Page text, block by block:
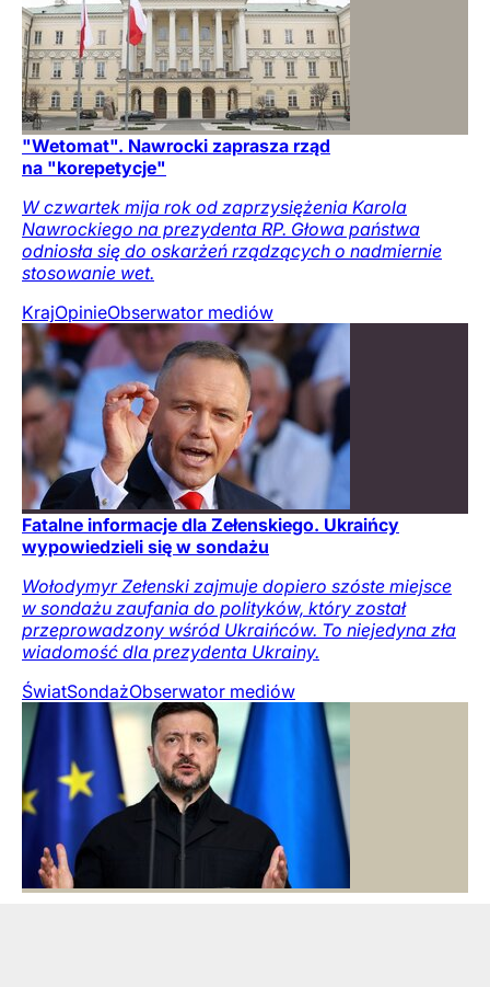
"Wetomat". Nawrocki zaprasza rząd
na "korepetycje"
W czwartek mija rok od zaprzysiężenia Karola
Nawrockiego na prezydenta RP. Głowa państwa
odniosła się do oskarżeń rządzących o nadmiernie
stosowanie wet.
KrajOpinieObserwator mediów
Fatalne informacje dla Zełenskiego. Ukraińcy
wypowiedzieli się w sondażu
Wołodymyr Zełenski zajmuje dopiero szóste miejsce
w sondażu zaufania do polityków, który został
przeprowadzony wśród Ukraińców. To niejedyna zła
wiadomość dla prezydenta Ukrainy.
ŚwiatSondażObserwator mediów